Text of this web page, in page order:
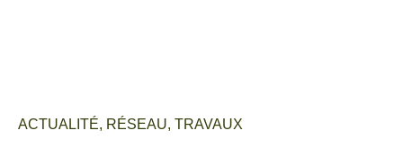
ACTUALITÉ, RÉSEAU, TRAVAUX